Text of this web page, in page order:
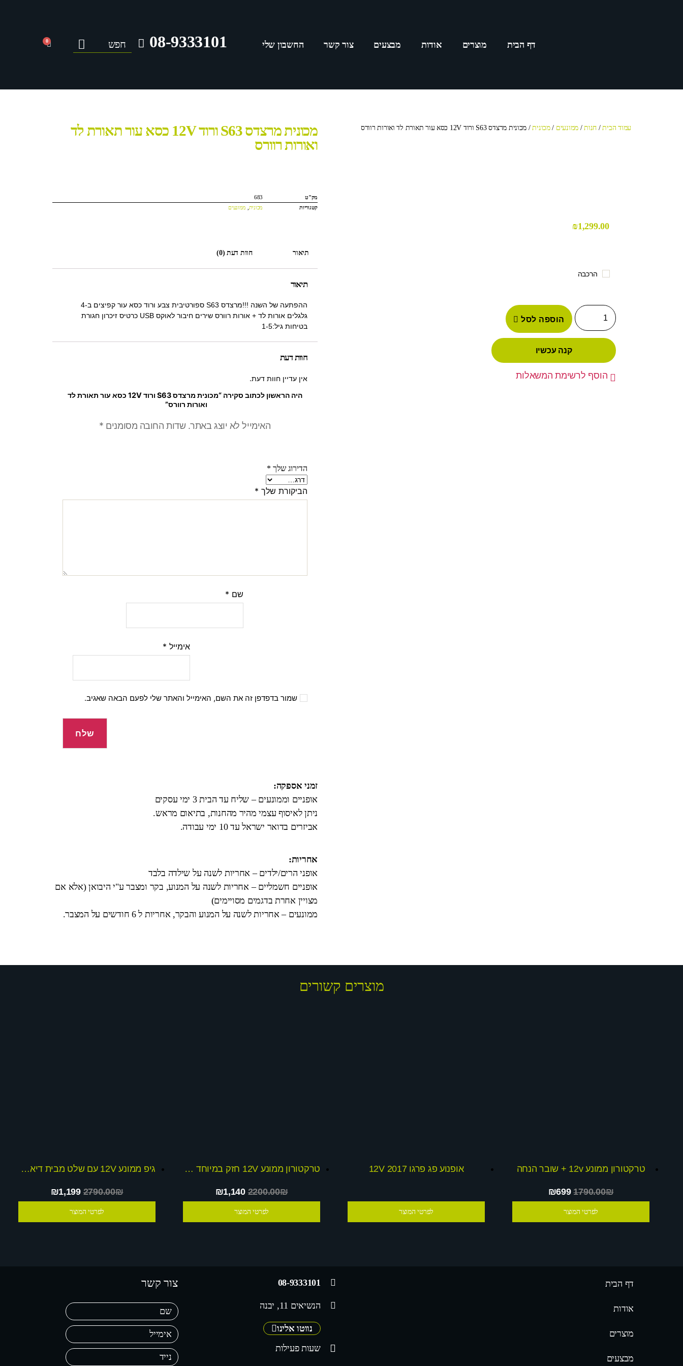
דף הבית מוצרים אודות מבצעים צור קשר החשבון שלי 08-9333101
0
עמוד הבית/ חנות/ ממונעים /מכונית/ מכונית מרצדס S63 ורוד 12V כסא עור תאורת לד ואורות רוורס
₪1,299.00
הרכבה
הוספה לסל
קנה עכשיו
הוסף לרשימת המשאלות
מכונית מרצדס S63 ורוד 12V כסא עור תאורת לד
ואורות רוורס
מק"ט
683
קטגוריות
מכונית ממונעים
תיאור חוות דעת (0)
תיאור
ההפתעה של השנה !!!מרצדס S63 ספורטיבית צבע ורוד כסא עור קפיצים ב-4
גלגלים אורות לד + אורות רוורס שירים חיבור לאוקס USB כרטיס זיכרון חגורת
בטיחות גיל:1-5
חוות דעת
אין עדיין חוות דעת.
היה הראשון לכתוב סקירה “מכונית מרצדס S63 ורוד 12V כסא עור תאורת לד
ואורות רוורס”
האימייל לא יוצג באתר. שדות החובה מסומנים *
הדירוג שלך *
הביקורת שלך *
שם *
אימייל *
שמור בדפדפן זה את השם, האימייל והאתר שלי לפעם הבאה שאגיב.
זמני אספקה:
אופניים וממונעים – שליח עד הבית 3 ימי עסקים
ניתן לאיסוף עצמי מהיר מהחנות, בתיאום מראש.
אביזרים בדואר ישראל עד 10 ימי עבודה.
אחריות:
אופני הרים/ילדים – אחריות לשנה על שילדה בלבד
אופניים חשמליים – אחריות לשנה על המנוע, בקר ומצבר ע"י היבואן (אלא אם
מצויין אחרת בדגמים מסויימים)
ממונעים – אחריות לשנה על המנוע והבקר, אחריות ל 6 חודשים על המצבר.
מוצרים קשורים
טרקטורון ממונע 12v + שובר הנחה
₪6991790.00₪
לפרטי המוצר
אופנוע פג פרגו 12V 2017
לפרטי המוצר
טרקטורון ממונע 12V חזק במיוחד Monster קופון רכישה בסך 199 לרכישת קורקינט רייזור במקום 650 ש
₪1,1402200.00₪
לפרטי המוצר
גיפ ממונע 12V עם שלט מבית דיאמנט דגם dominator + שובר הנחה
₪1,1992790.00₪
לפרטי המוצר
דף הבית
אודות
מוצרים
מבצעים
08-9333101
הנשיאים 11, יבנה
נווטו אלינו
שעות פעילות
צור קשר